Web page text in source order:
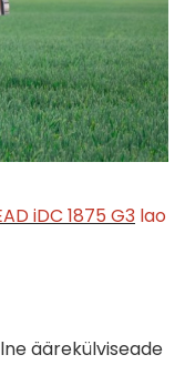
iDC 1875 G3 lao
äärekülviseade